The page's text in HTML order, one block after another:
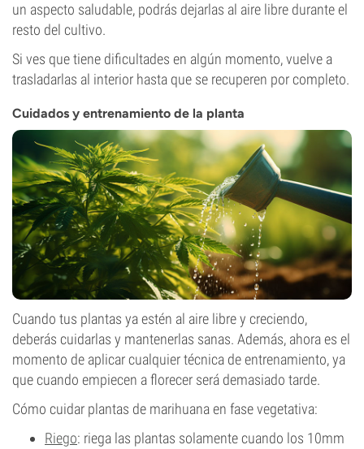
un aspecto saludable, podrás dejarlas al aire libre durante el
resto del cultivo.
Si ves que tiene dificultades en algún momento, vuelve a
trasladarlas al interior hasta que se recuperen por completo.
Cuidados y entrenamiento de la planta
Cuando tus plantas ya estén al aire libre y creciendo,
deberás cuidarlas y mantenerlas sanas. Además, ahora es el
momento de aplicar cualquier técnica de entrenamiento, ya
que cuando empiecen a florecer será demasiado tarde.
Cómo cuidar plantas de marihuana en fase vegetativa:
Riego: riega las plantas solamente cuando los 10mm